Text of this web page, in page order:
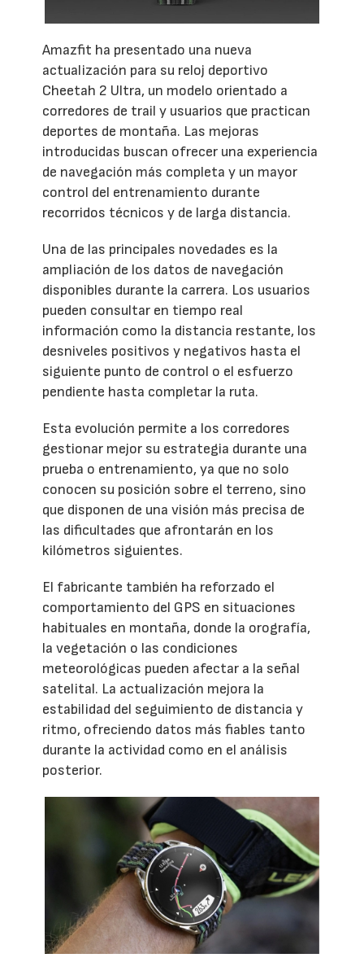
Amazfit ha presentado una nueva
actualización para su reloj deportivo
Cheetah 2 Ultra, un modelo orientado a
corredores de trail y usuarios que practican
deportes de montaña. Las mejoras
introducidas buscan ofrecer una experiencia
de navegación más completa y un mayor
control del entrenamiento durante
recorridos técnicos y de larga distancia.
Una de las principales novedades es la
ampliación de los datos de navegación
disponibles durante la carrera. Los usuarios
pueden consultar en tiempo real
información como la distancia restante, los
desniveles positivos y negativos hasta el
siguiente punto de control o el esfuerzo
pendiente hasta completar la ruta.
Esta evolución permite a los corredores
gestionar mejor su estrategia durante una
prueba o entrenamiento, ya que no solo
conocen su posición sobre el terreno, sino
que disponen de una visión más precisa de
las dificultades que afrontarán en los
kilómetros siguientes.
El fabricante también ha reforzado el
comportamiento del GPS en situaciones
habituales en montaña, donde la orografía,
la vegetación o las condiciones
meteorológicas pueden afectar a la señal
satelital. La actualización mejora la
estabilidad del seguimiento de distancia y
ritmo, ofreciendo datos más fiables tanto
durante la actividad como en el análisis
posterior.